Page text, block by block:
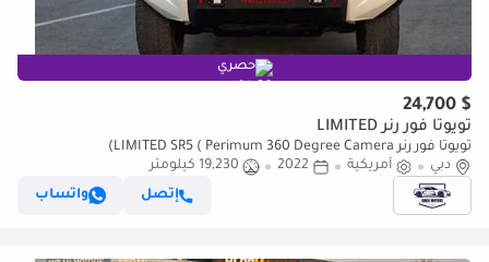
حصري
$ 24,700
تويوتا فور رنر LIMITED
تويوتا فور رنر LIMITED SR5 ( Perimum 360 Degree Camera)
دبي
أمريكية 2022
19,230 كيلومتر
إتصل
واتساب